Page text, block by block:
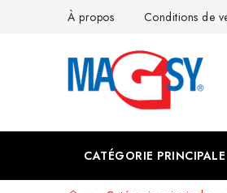
À propos Conditions de
CATÉGORIE PRINCIPALE